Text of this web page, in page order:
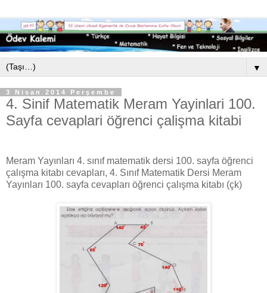
▼
3 Nisan 2014 Perşembe
4. Sinif Matematik Meram Yayinlari 100.
Sayfa cevaplari öğrenci çalişma kitabi
Meram Yayınları 4. sınıf matematik dersi 100. sayfa öğrenci
çalışma kitabı cevapları, 4. Sınıf Matematik Dersi Meram
Yayınları 100. sayfa cevapları öğrenci çalışma kitabı (çk)